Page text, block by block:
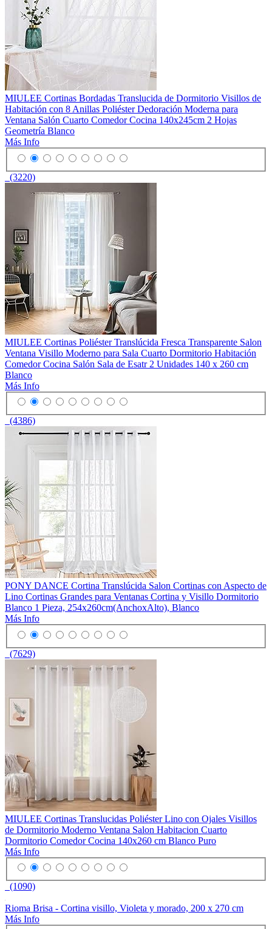
MIULEE Cortinas Bordadas Translucida de Dormitorio Visillos de
Habitación con 8 Anillas Poliéster Dedoración Moderna para
Ventana Salón Cuarto Comedor Cocina 140x245cm 2 Hojas
Geometría Blanco
Más Info
(3220)
MIULEE Cortinas Poliéster Translúcida Fresca Transparente Salon
Ventana Visillo Moderno para Sala Cuarto Dormitorio Habitación
Comedor Cocina Salón Sala de Esatr 2 Unidades 140 x 260 cm
Blanco
Más Info
(4386)
PONY DANCE Cortina Translúcida Salon Cortinas con Aspecto de
Lino Cortinas Grandes para Ventanas Cortina y Visillo Dormitorio
Blanco 1 Pieza, 254x260cm(AnchoxAlto), Blanco
Más Info
(7629)
MIULEE Cortinas Translucidas Poliéster Lino con Ojales Visillos
de Dormitorio Moderno Ventana Salon Habitacion Cuarto
Dormitorio Comedor Cocina 140x260 cm Blanco Puro
Más Info
(1090)
Rioma Brisa - Cortina visillo, Violeta y morado, 200 x 270 cm
Más Info